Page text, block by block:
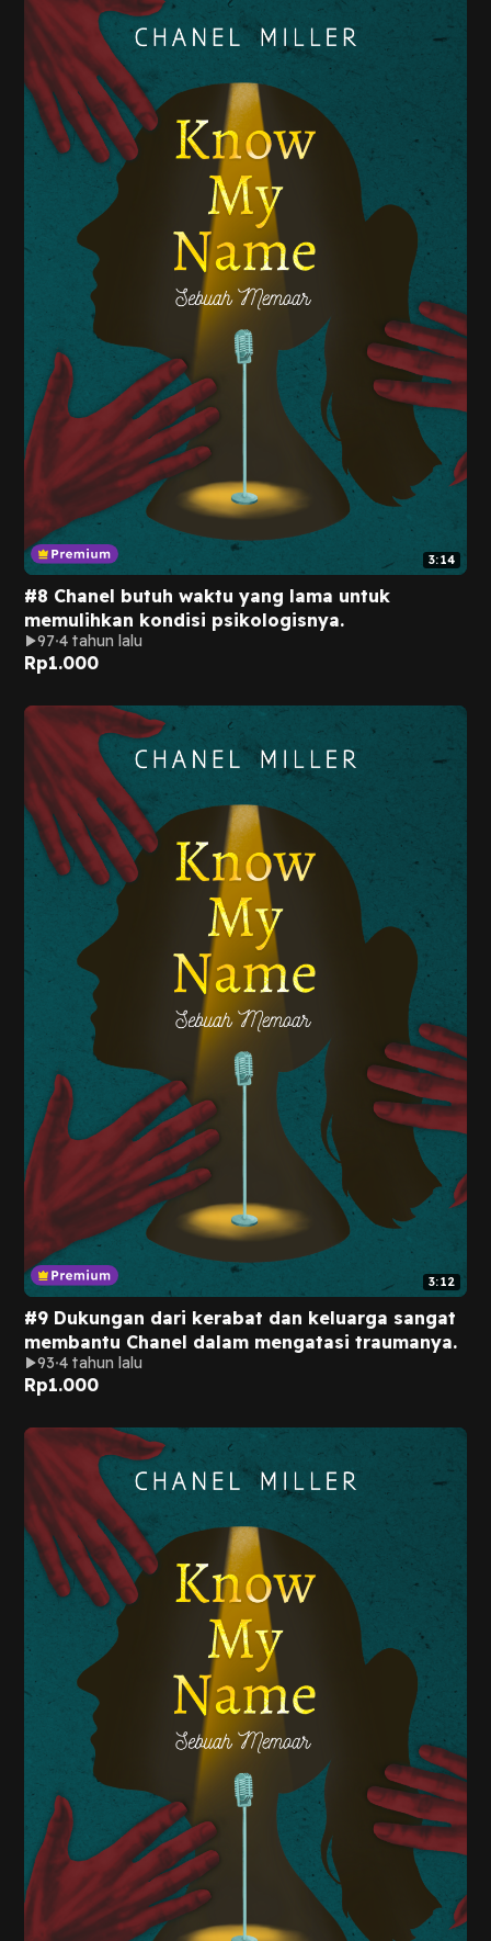
3:14
#8 Chanel butuh waktu yang lama untuk
memulihkan kondisi psikologisnya.
97 4 tahun lalu
Rp1.000
3:12
#9 Dukungan dari kerabat dan keluarga sangat
membantu Chanel dalam mengatasi traumanya.
93 4 tahun lalu
Rp1.000